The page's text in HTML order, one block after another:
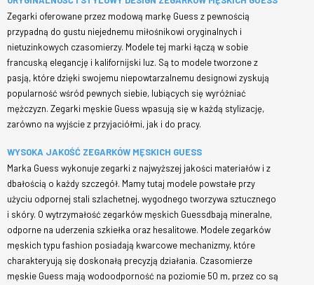
Zegarki oferowane przez modową markę Guess z pewnością
przypadną do gustu niejednemu miłośnikowi oryginalnych i
nietuzinkowych czasomierzy. Modele tej marki łączą w sobie
francuską elegancję i kalifornijski luz. Są to modele tworzone z
pasją, które dzięki swojemu niepowtarzalnemu designowi zyskują
popularność wśród pewnych siebie, lubiących się wyróżniać
mężczyzn. Zegarki męskie Guess wpasują się w każdą stylizację,
zarówno na wyjście z przyjaciółmi, jak i do pracy.
WYSOKA JAKOŚĆ ZEGARKÓW MĘSKICH GUESS
Marka Guess wykonuje zegarki z najwyższej jakości materiałów i z
dbałością o każdy szczegół. Mamy tutaj modele powstałe przy
użyciu odpornej stali szlachetnej, wygodnego tworzywa sztucznego
i skóry. O wytrzymałość zegarków męskich Guessdbają mineralne,
odporne na uderzenia szkiełka oraz hesalitowe. Modele zegarków
męskich typu fashion posiadają kwarcowe mechanizmy, które
charakteryują się doskonałą precyzją działania. Czasomierze
męskie Guess mają wodoodporność na poziomie 50 m, przez co są